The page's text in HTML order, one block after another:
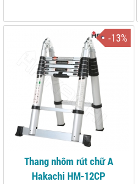
-13%
Thang nhôm rút chữ A
Hakachi HM-12CP